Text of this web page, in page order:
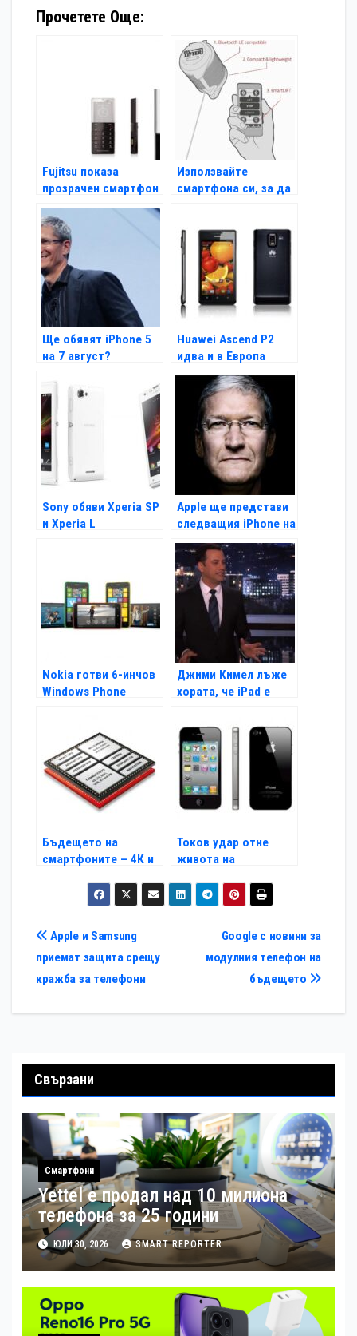
Прочетете Още:
Fujitsu показа
прозрачен смартфон
Използвайте
смартфона си, за да
Ще обявят iPhone 5
на 7 август?
Huawei Ascend P2
идва и в Европа
Sony обяви Xperia SP
и Xperia L
Apple ще представи
следващия iPhone на
10 септември
Nokia готви 6-инчов
Windows Phone
Джими Кимел лъже
хората, че iPad е
Бъдещето на
смартфоните – 4К и
Токов удар отне
живота на
iPhone
Навигация
Google с новини за
модулния телефон на
бъдещето
Apple и Samsung
приемат защита срещу
кражба за телефони
Свързани
Смартфони
Yettel е продал над 10 милиона
телефона за 25 години
ЮЛИ 30, 2026 SMART REPORTER